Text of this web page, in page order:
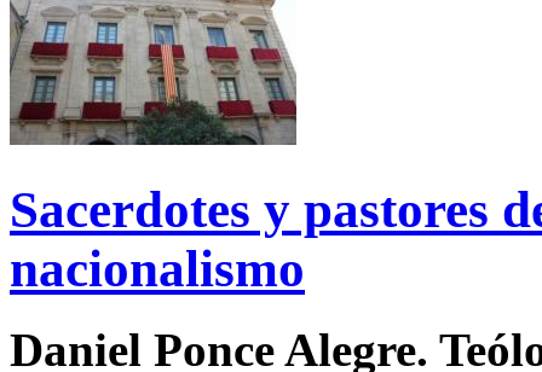
Sacerdotes y pastores
nacionalismo
Daniel Ponce Alegre.